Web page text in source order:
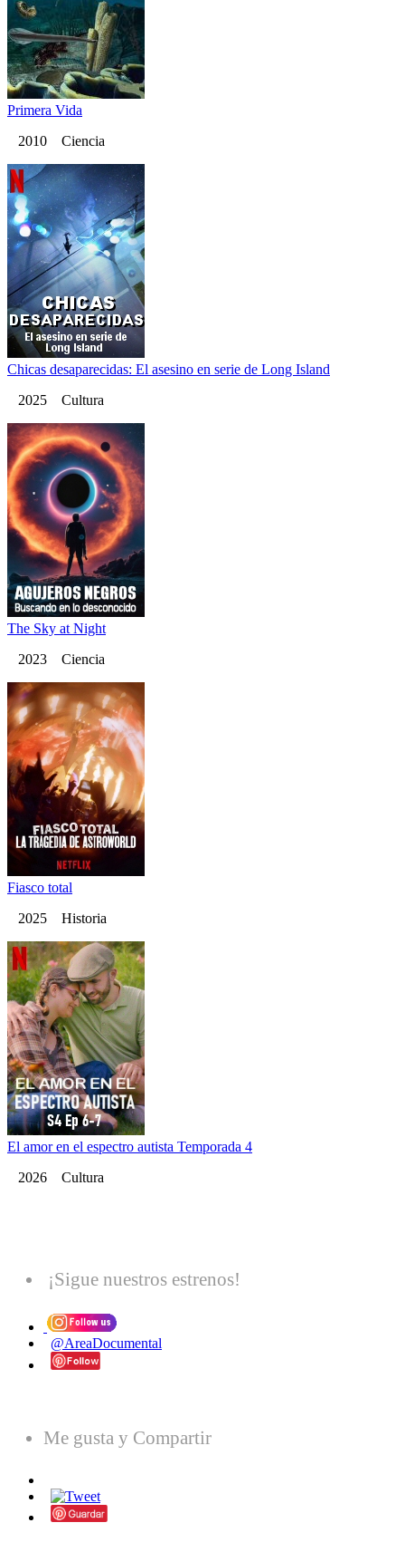
Primera Vida
2010 Ciencia
Chicas desaparecidas: El asesino en serie de Long Island
2025 Cultura
The Sky at Night
2023 Ciencia
Fiasco total
2025 Historia
El amor en el espectro autista Temporada 4
2026 Cultura
¡Sigue nuestros estrenos!
@AreaDocumental
Me gusta y Compartir